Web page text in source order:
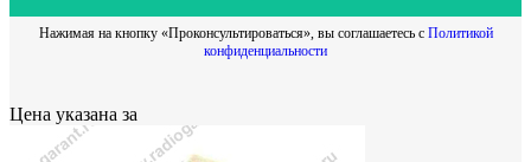
Нажимая на кнопку «Проконсультироваться», вы соглашаетесь с Политикой
конфиденциальности
Цена указана за